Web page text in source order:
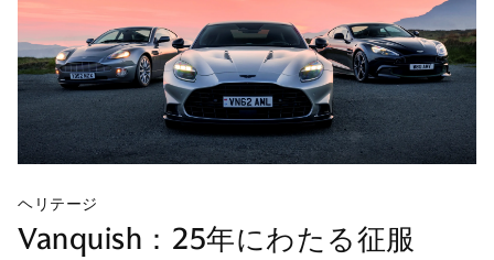
ヘリテージ
Vanquish：25年にわたる征服